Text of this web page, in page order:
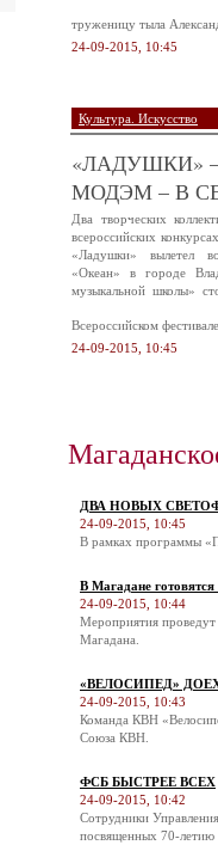
труженицу тыла
24-09-2015, 10:45
Культура. Искусство
«ЛАДУШКИ»
МОДЭМ – В
Два творческих
всероссийских
«Ладушки» вылетел
«Океан» в городе
музыкальной школы»
Всероссийском
24-09-2015, 10:45
ДВА НОВЫХ
24-09-2015, 10:45
В рамках программы
В Магадане
24-09-2015, 10:44
Мероприятия
Магадана.
«ВЕЛОСИПЕД»
24-09-2015, 10:43
Команда КВН
Союза КВН.
ФСБ БЫСТРЕЕ ВСЕХ
24-09-2015, 10:42
Сотрудники
посвященных 70-летию